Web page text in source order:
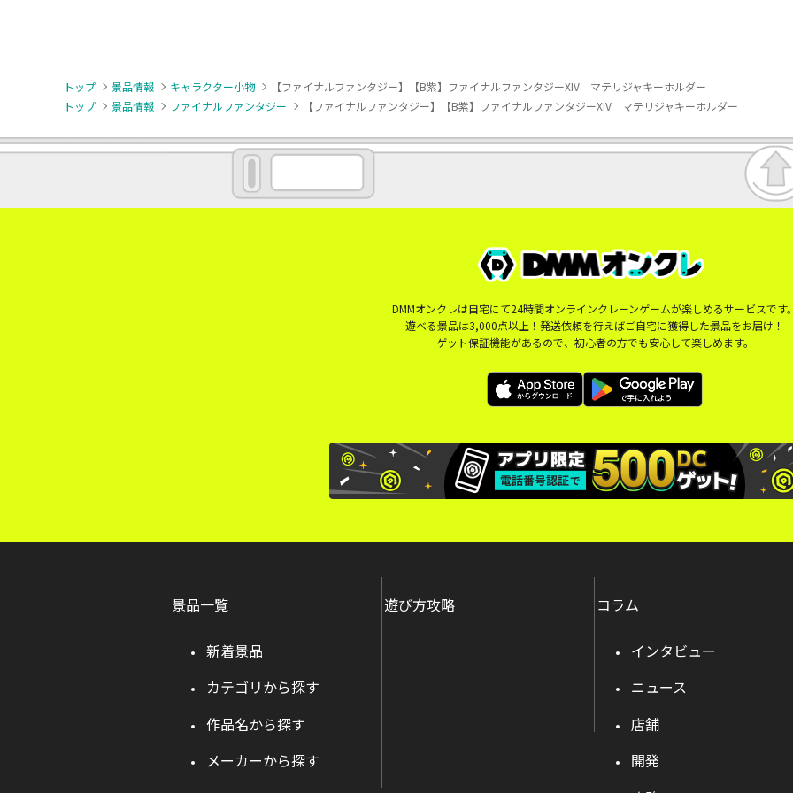
トップ 景品情報 キャラクター小物
【ファイナルファンタジー】【B紫】ファイナルファンタジーXIV マテリジャキーホルダー
トップ
景品情報 ファイナルファンタジー 【ファイナルファンタジー】【B紫】ファイナルファンタジーXIV マテリジャキーホルダー
DMMオンクレは自宅にて24時間オンラインクレーンゲームが楽しめるサービスです
遊べる景品は3,000点以上！発送依頼を行えばご自宅に獲得した景品をお届け！
ゲット保証機能があるので、初心者の方でも安心して楽しめます。
景品一覧
新着景品
カテゴリから探す
作品名から探す
メーカーから探す
遊び方攻略 コラム
インタビュー
ニュース
店舗
開発